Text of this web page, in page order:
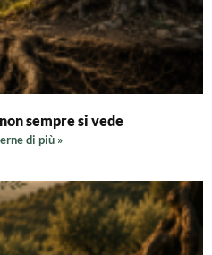
sempre si vede
di più »